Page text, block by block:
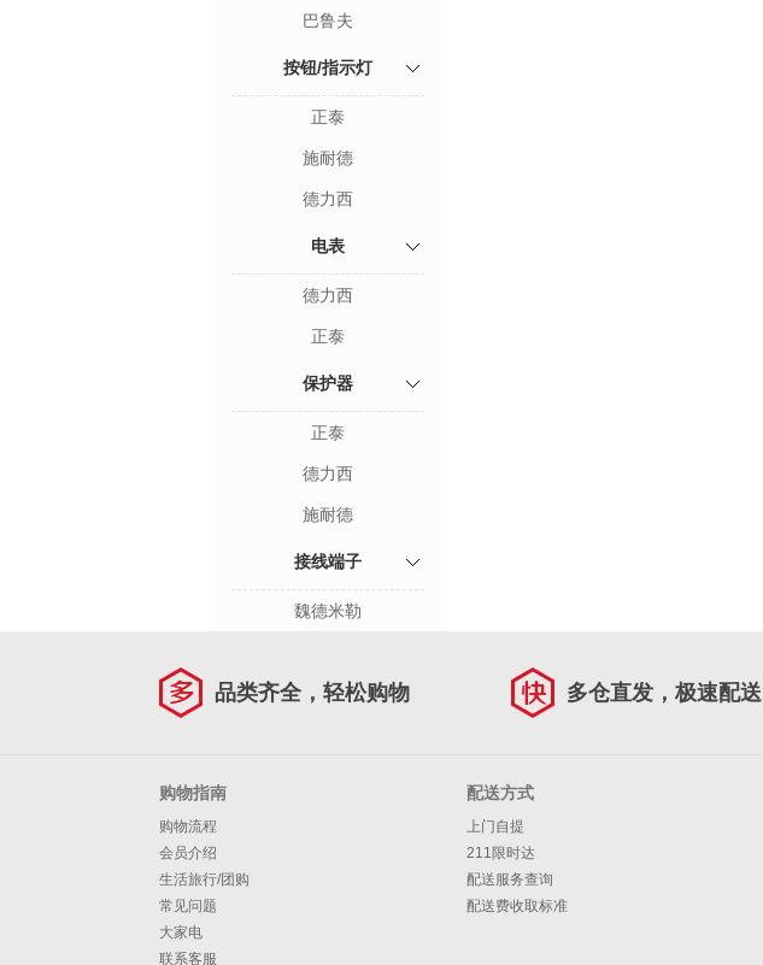
巴鲁夫
按钮/指示灯
正泰
施耐德
德力西
电表
德力西
正泰
保护器
正泰
德力西
施耐德
接线端子
魏德米勒
品类齐全，轻松购物 多仓直发，极速配送
购物指南
购物流程
会员介绍
生活旅行/团购
常见问题
大家电
联系客服
配送方式
上门自提
211限时达
配送服务查询
配送费收取标准